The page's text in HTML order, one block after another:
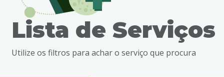
busca
Lista de Serviços
Utilize os filtros para achar o serviço que procura